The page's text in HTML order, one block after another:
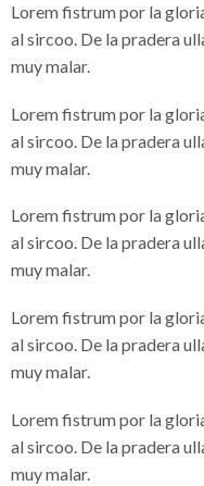
Lorem fistrum por la
al sircoo. De la pradera
muy malar.
Lorem fistrum por la
al sircoo. De la pradera
muy malar.
Lorem fistrum por la
al sircoo. De la pradera
muy malar.
Lorem fistrum por la
al sircoo. De la pradera
muy malar.
Lorem fistrum por la
al sircoo. De la pradera
muy malar.